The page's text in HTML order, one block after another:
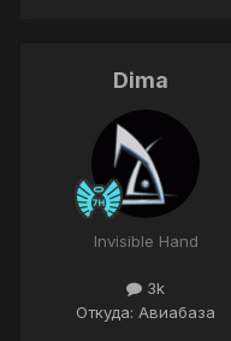
Dima
Invisible Hand
3k
Откуда: Авиабаза